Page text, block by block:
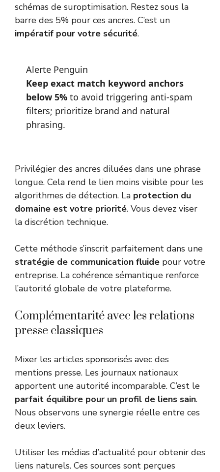
schémas de suroptimisation. Restez sous la
barre des 5% pour ces ancres. C’est un
impératif pour votre sécurité.
Alerte Penguin
Keep exact match keyword anchors
below 5%to avoid triggering anti-spam
filters; prioritize brand and natural
phrasing.
Privilégier des ancres diluées dans une phrase
longue. Cela rend le lien moins visible pour les
algorithmes de détection. La protection du
domaine est votre priorité. Vous devez viser
la discrétion technique.
Cette méthode s’inscrit parfaitement dans une
stratégie de communication fluide pour votre
entreprise. La cohérence sémantique renforce
l’autorité globale de votre plateforme.
Complémentarité avec les relations
presse classiques
Mixer les articles sponsorisés avec des
mentions presse. Les journaux nationaux
apportent une autorité incomparable. C’est le
parfait équilibre pour un profil de liens sain.
Nous observons une synergie réelle entre ces
deux leviers.
Utiliser les médias d’actualité pour obtenir des
liens naturels. Ces sources sont perçues